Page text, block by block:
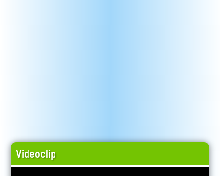
Videoclip